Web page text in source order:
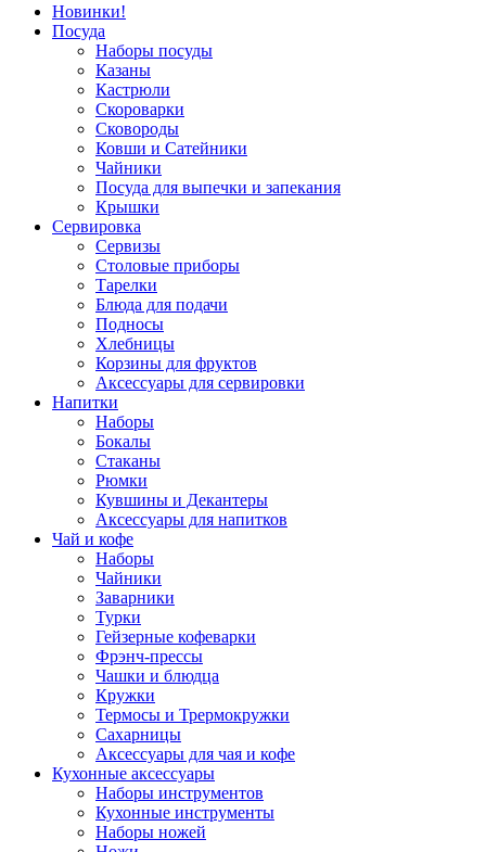
Новинки!
Посуда
Наборы посуды
Казаны
Кастрюли
Скороварки
Сковороды
Ковши и Сатейники
Чайники
Посуда для выпечки и запекания
Крышки
Сервировка
Сервизы
Столовые приборы
Тарелки
Блюда для подачи
Подносы
Хлебницы
Корзины для фруктов
Аксессуары для сервировки
Напитки
Наборы
Бокалы
Стаканы
Рюмки
Кувшины и Декантеры
Аксессуары для напитков
Чай и кофе
Наборы
Чайники
Заварники
Турки
Гейзерные кофеварки
Фрэнч-прессы
Чашки и блюдца
Кружки
Термосы и Трермокружки
Сахарницы
Аксессуары для чая и кофе
Кухонные аксессуары
Наборы инструментов
Кухонные инструменты
Наборы ножей